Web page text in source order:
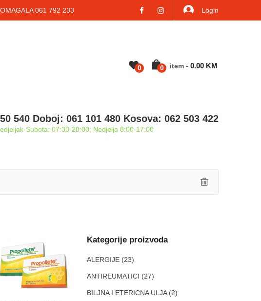
061 792 233 Login
0 0 Item - 0.00 KM
540 Doboj: 061 101 480 Kosova: 062 503 422
Subota: 07:30-20:00; Nedjelja 8:00-17:00
Kategorije proizvoda
ALERGIJE (23)
ANTIREUMATICI (27)
BILJNA I ETERICNA ULJA (2)